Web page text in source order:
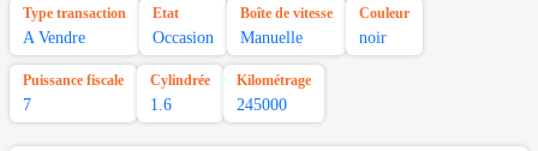
Type transaction
A Vendre
Etat
Occasion
Boîte de vitesse
Manuelle
Couleur
noir
Puissance fiscale
7
Cylindrée
1.6
Kilométrage
245000